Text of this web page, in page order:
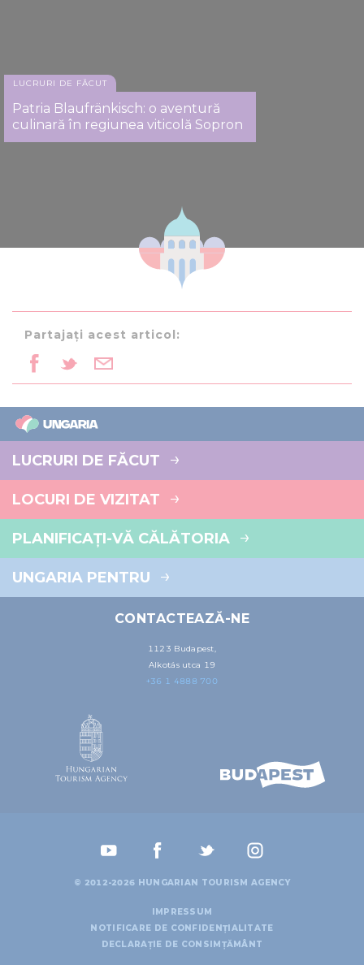
LUCRURI DE FĂCUT
Patria Blaufränkisch: o aventură
culinară în regiunea viticolă Sopron
Partajați acest articol:
LUCRURI DE FĂCUT
LOCURI DE VIZITAT
PLANIFICAȚI-VĂ CĂLĂTORIA
UNGARIA PENTRU
CONTACTEAZĂ-NE
1123 Budapest,
Alkotás utca 19
+36 1 4888 700
© 2012-2026 HUNGARIAN TOURISM AGENCY
IMPRESSUM
NOTIFICARE DE CONFIDENȚIALITATE
DECLARAȚIE DE CONSIMȚĂMÂNT